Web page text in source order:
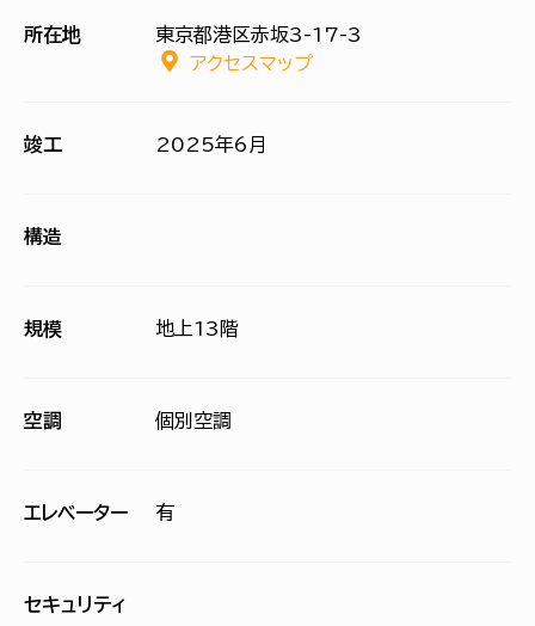
所在地
東京都港区赤坂3-17-3
アクセスマップ
竣工 2025年6月
構造
規模 地上13階
空調 個別空調
エレベーター 有
セキュリティ